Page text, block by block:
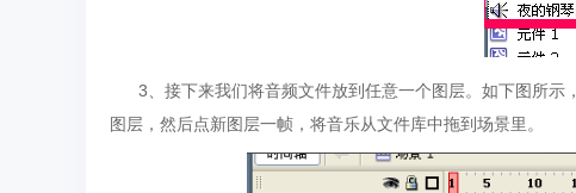
3、接下来我们将音频文件放到任意一个图层。如下图所示
图层，然后点新图层一帧，将音乐从文件库中拖到场景里。